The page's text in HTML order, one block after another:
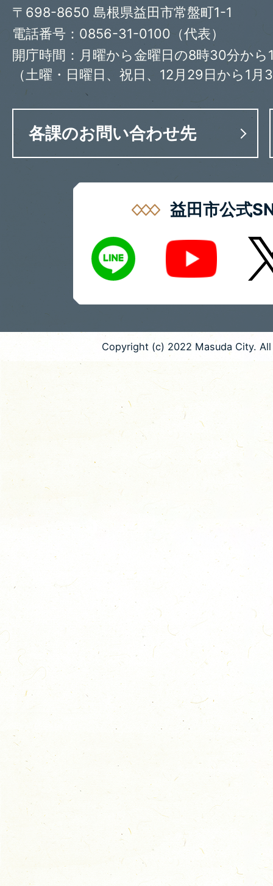
〒698-8650 島根県益田市常盤町1-1
電話番号：0856-31-0100（代表）
開庁時間：月曜から金曜日の8時30分から
（土曜・日曜日、祝日、12月29日から1月
各課のお問い合わせ先
益田市公式
LINE
Youtube X
Copyright (c) 2022 Masuda City.